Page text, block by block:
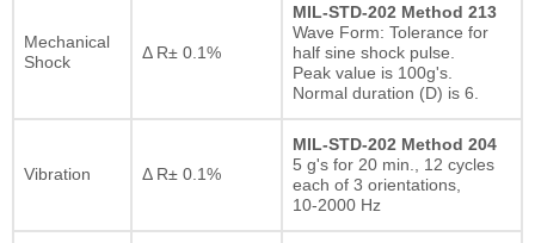
Mechanical
Shock
Δ R± 0.1%
MIL-STD-202 Method 213
Wave Form: Tolerance for
half sine shock pulse.
Peak value is 100g's.
Normal duration (D) is 6.
Vibration Δ R± 0.1%
MIL-STD-202 Method 204
5 g's for 20 min., 12 cycles
each of 3 orientations,
10-2000 Hz